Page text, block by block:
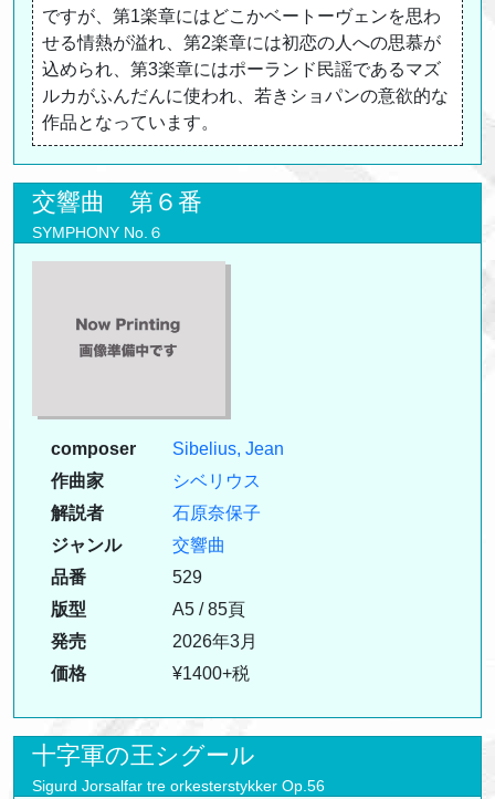
ですが、第1楽章にはどこかベートーヴェンを思わ
せる情熱が溢れ、第2楽章には初恋の人への思慕が
込められ、第3楽章にはポーランド民謡であるマズ
ルカがふんだんに使われ、若きショパンの意欲的な
作品となっています。
交響曲 第６番
SYMPHONY No.６
composer
Sibelius, Jean
作曲家
シベリウス
解説者
石原奈保子
ジャンル
交響曲
品番
529
版型
A5 / 85頁
発売
2026年3月
価格
¥1400+税
十字軍の王シグール
Sigurd Jorsalfar tre orkesterstykker Op.56